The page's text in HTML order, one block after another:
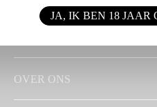
OVER ONS
JA, IK BEN 18 JAAR